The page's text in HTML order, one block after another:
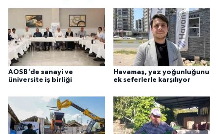
AOSB'de sanayi ve
üniversite iş birliği
Havamaş, yaz yoğunluğunu
ek seferlerle karşılıyor